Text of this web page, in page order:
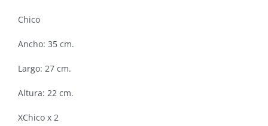
Chico
Ancho: 35 cm.
Largo: 27 cm.
Altura: 22 cm.
XChico x 2